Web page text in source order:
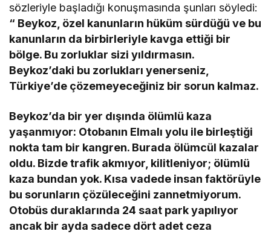
sözleriyle başladığı konuşmasında şunları söyledi:
“ Beykoz, özel kanunların hüküm sürdüğü ve bu
kanunların da birbirleriyle kavga ettiği bir
bölge. Bu zorluklar sizi yıldırmasın.
Beykoz’daki bu zorlukları yenerseniz,
Türkiye’de çözemeyeceğiniz bir sorun kalmaz.
Beykoz’da bir yer dışında ölümlü kaza
yaşanmıyor: Otobanın Elmalı yolu ile birleştiği
nokta tam bir kangren. Burada ölümcül kazalar
oldu. Bizde trafik akmıyor, kilitleniyor; ölümlü
kaza bundan yok. Kısa vadede insan faktörüyle
bu sorunların çözüleceğini zannetmiyorum.
Otobüs duraklarında 24 saat park yapılıyor
ancak bir ayda sadece dört adet ceza